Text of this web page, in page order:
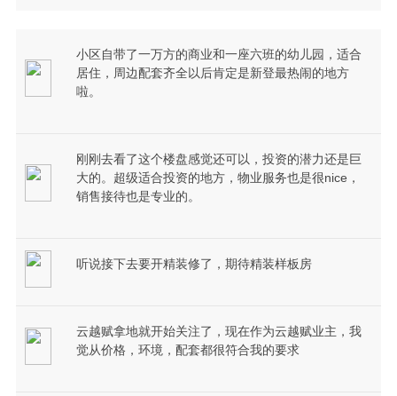
小区自带了一万方的商业和一座六班的幼儿园，适合
居住，周边配套齐全以后肯定是新登最热闹的地方
啦。
刚刚去看了这个楼盘感觉还可以，投资的潜力还是巨
大的。超级适合投资的地方，物业服务也是很nice，
销售接待也是专业的。
听说接下去要开精装修了，期待精装样板房
云越赋拿地就开始关注了，现在作为云越赋业主，我
觉从价格，环境，配套都很符合我的要求